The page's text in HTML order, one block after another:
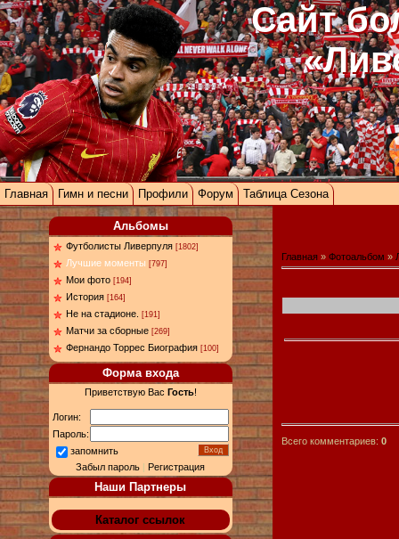
Сайт
Главная Гимн и песни Профили Форум Таблица Сезона
Альбомы
Футболисты Ливерпуля [1802]
Лучшие моменты [797]
Мои фото [194]
История [164]
Не на стадионе. [191]
Матчи за сборные [269]
Фернандо Торрес Биография [100]
Форма входа
Приветствую Вас Гость!
Логин:
Пароль:
запомнить
Забыл пароль |Регистрация
Наши Партнеры
Каталог ссылок
Главная » Фотоальбом »
Всего комментариев: 0